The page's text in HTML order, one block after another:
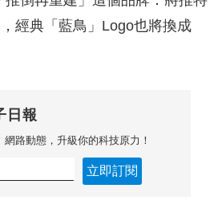
經典「藍鳥」Logo也將換成
日報
路動態，升級你的科技原力！
立即訂閱